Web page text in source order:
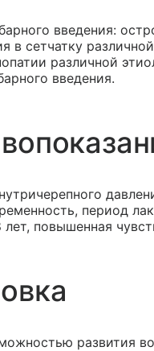
введения:
в сетчатку
различной
введения.
период
лет, повышенная
развития